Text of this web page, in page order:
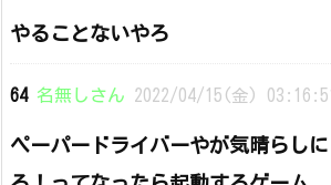
やることないやろ
64 名無しさん 2022/04/15(金)
ペーパードライバーやが気晴らし